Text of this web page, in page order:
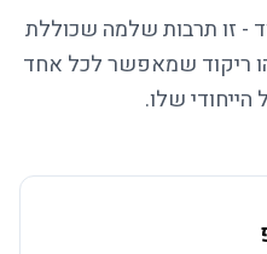
- זו תרבות שלמה שכוללת
ריקוד שמאפשר לכל אחד
שלו.